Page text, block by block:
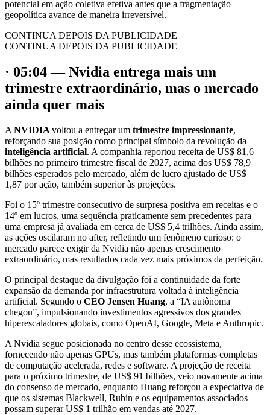
potencial em ação coletiva efetiva antes que a fragmentação
geopolítica avance de maneira irreversível.
CONTINUA DEPOIS DA PUBLICIDADE
CONTINUA DEPOIS DA PUBLICIDADE
· 05:04 — Nvidia entrega mais um
trimestre extraordinário, mas o mercado
ainda quer mais
A NVIDIA voltou a entregar um trimestre impressionante,
reforçando sua posição como principal símbolo da revolução da
inteligência artificial. A companhia reportou receita de US$ 81,6
bilhões no primeiro trimestre fiscal de 2027, acima dos US$ 78,9
bilhões esperados pelo mercado, além de lucro ajustado de US$
1,87 por ação, também superior às projeções.
Foi o 15º trimestre consecutivo de surpresa positiva em receitas e o
14º em lucros, uma sequência praticamente sem precedentes para
uma empresa já avaliada em cerca de US$ 5,4 trilhões. Ainda assim,
as ações oscilaram no after, refletindo um fenômeno curioso: o
mercado parece exigir da Nvidia não apenas crescimento
extraordinário, mas resultados cada vez mais próximos da perfeição.
O principal destaque da divulgação foi a continuidade da forte
expansão da demanda por infraestrutura voltada à inteligência
artificial. Segundo o CEO Jensen Huang, a “IA autônoma
chegou”, impulsionando investimentos agressivos dos grandes
hiperescaladores globais, como OpenAI, Google, Meta e Anthropic.
A Nvidia segue posicionada no centro desse ecossistema,
fornecendo não apenas GPUs, mas também plataformas completas
de computação acelerada, redes e software. A projeção de receita
para o próximo trimestre, de US$ 91 bilhões, veio novamente acima
do consenso de mercado, enquanto Huang reforçou a expectativa de
que os sistemas Blackwell, Rubin e os equipamentos associados
possam superar US$ 1 trilhão em vendas até 2027.